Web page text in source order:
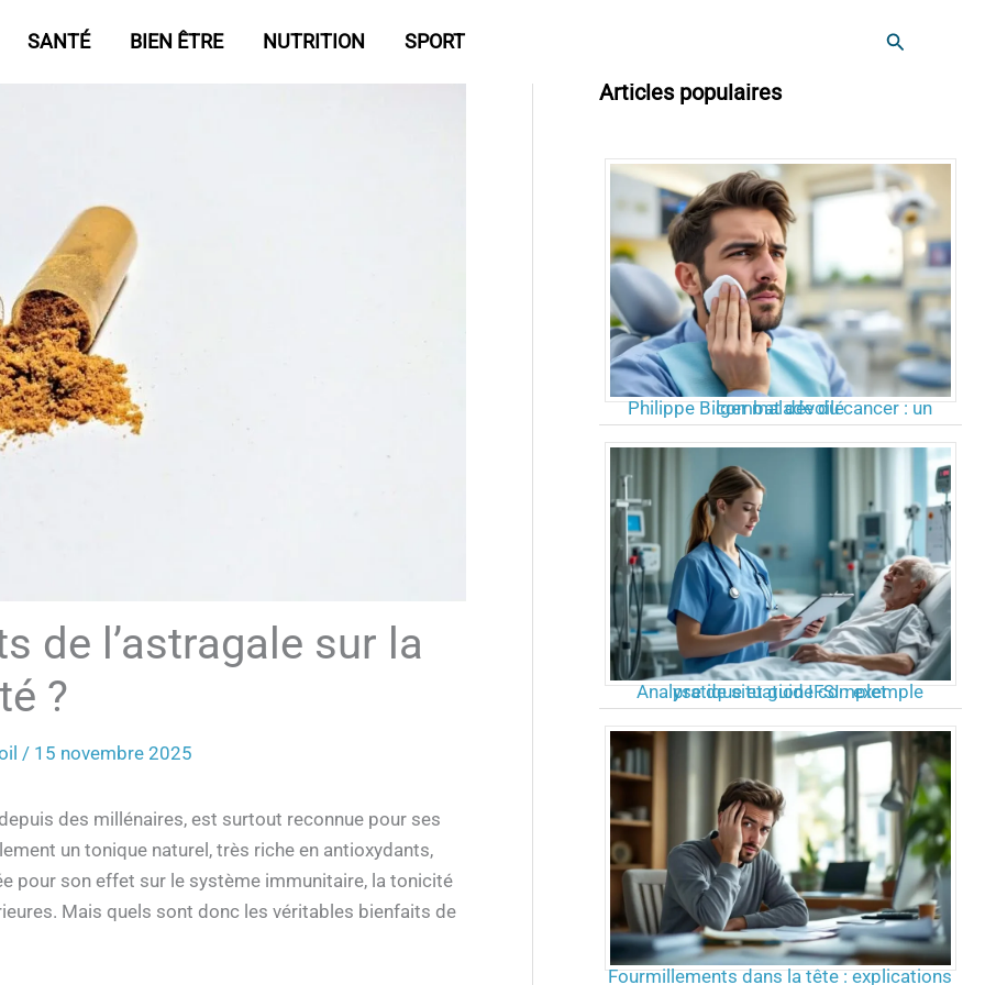
SANTÉ BIEN ÊTRE NUTRITION SPORT Rechercher
de l’astragale sur la
?
/ 15 novembre 2025
des millénaires, est surtout reconnue pour ses
un tonique naturel, très riche en antioxydants,
pour son effet sur le système immunitaire, la tonicité
Mais quels sont donc les véritables bienfaits de
Articles populaires
Philippe Bilger malade du cancer : un combat dévoilé
Analyse de situation IFSI : exemple pratique et guide complet
Fourmillements dans la tête : explications